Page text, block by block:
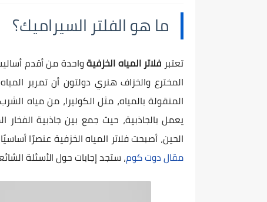
ما هو الفلتر السيراميك؟
تعتبر فلاتر المياه الخزفية
المخترع والخزاف هنري دولتون أن تمرير
المنقولة بالمياه، مثل الكوليرا، من مياه
يعمل بالجاذبية، حيث جمع بين جاذبية
الحين، أصبحت فلاتر المياه الخزفية عنصرًا
مقال دوت كوم، ستجد إجابات حول الأسئلة